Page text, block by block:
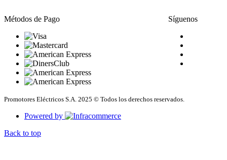
Métodos de Pago Síguenos
Promotores Eléctricos S.A. 2025 © Todos los derechos reservados.
Powered by
Back to top